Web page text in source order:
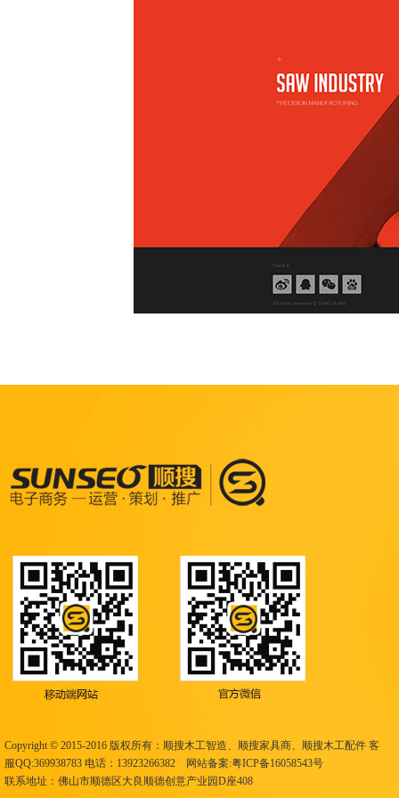
Copyright © 2015-2016 版权所有 ：顺搜木工智造、顺搜家具商、顺搜木工配件 客
服QQ:369938783 电话：13923266382 网站备案:粤ICP备16058543号
联系地址：佛山市顺德区大良顺德创意产业园D座408